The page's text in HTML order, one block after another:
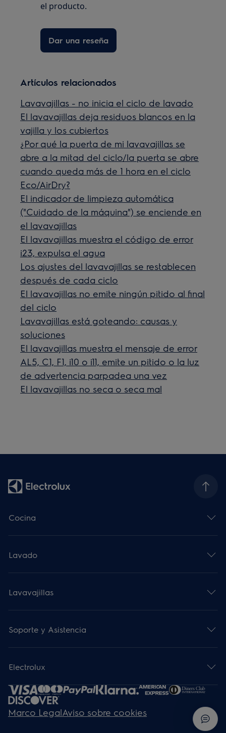
el producto.
Dar una reseña
Artículos relacionados
Lavavajillas - no inicia el ciclo de lavado
El lavavajillas deja residuos blancos en la
vajilla y los cubiertos
¿Por qué la puerta de mi lavavajillas se
abre a la mitad del ciclo/la puerta se abre
cuando queda más de 1 hora en el ciclo
Eco/AirDry?
El indicador de limpieza automática
("Cuidado de la máquina") se enciende en
el lavavajillas
El lavavajillas muestra el código de error
i23, expulsa el agua
Los ajustes del lavavajillas se restablecen
después de cada ciclo
El lavavajillas no emite ningún pitido al final
del ciclo
Lavavajillas está goteando: causas y
soluciones
El lavavajillas muestra el mensaje de error
AL5, C1, F1, i10 o i11, emite un pitido o la luz
de advertencia parpadea una vez
El lavavajillas no seca o seca mal
Cocina
Lavado
Lavavajillas
Soporte y Asistencia
Electrolux
Marco LegalAviso sobre cookies